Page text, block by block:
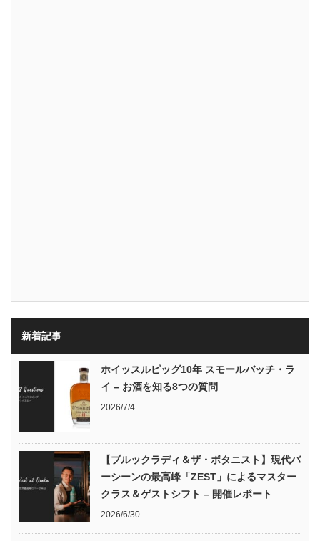
新着記事
ホイッスルピッグ10年 スモールバッチ・ラ
イ – お酒を知る8つの質問
2026/7/4
【ブルックラディ＆ザ・ボタニスト】現代バ
ーシーンの最高峰「ZEST」によるマスター
クラス＆ゲストシフト – 開催レポート
2026/6/30